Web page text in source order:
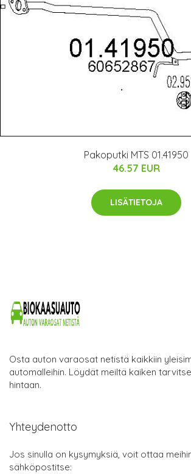
Pakoputki MTS 01.41950
46.57 EUR
LISÄTIETOJA
Osta auton varaosat netistä kaikkiin
automalleihin. Löydät meiltä kaiken
hintaan.
Yhteydenotto
Jos sinulla on kysymyksiä, voit ottaa
sähköpostitse: